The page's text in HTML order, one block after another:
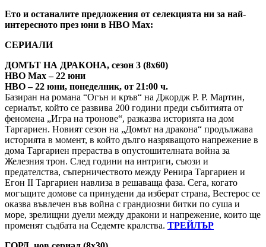
Ето и останалите предложения от селекцията ни за най-
интересното през юни в HBO Max:
СЕРИАЛИ
ДОМЪТ НА ДРАКОНА, сезон 3 (8х60)
HBO Max – 22 юни
HBO – 22 юни, понеделник, от 21:00 ч.
Базиран на романа “Огън и кръв“ на Джордж Р. Р. Мартин,
сериалът, който се развива 200 години преди събитията от
феномена „Игра на тронове“, разказва историята на дом
Таргариен. Новият сезон на „Домът на дракона“ продължава
историята в момент, в който дълго назряващото напрежение в
дома Таргариен прераства в опустошителната война за
Железния трон. След години на интриги, съюзи и
предателства, съперничеството между Ренира Таргариен и
Егон II Таргариен навлиза в решаваща фаза. Сега, когато
могъщите домове са принудени да изберат страна, Вестерос се
оказва въвлечен във война с грандиозни битки по суша и
море, зрелищни дуели между дракони и напрежение, които ще
променят съдбата на Седемте кралства. ТРЕЙЛЪР